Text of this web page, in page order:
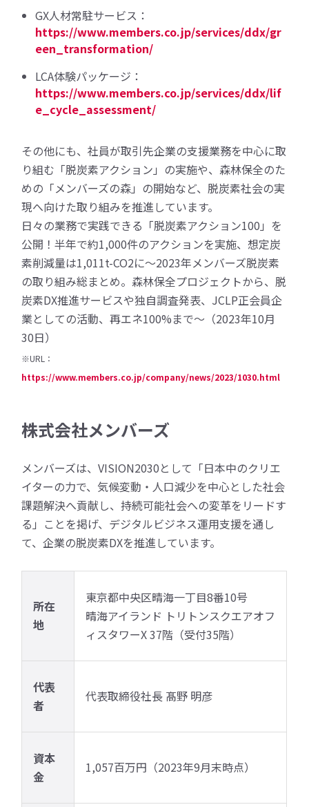
GX人材常駐サービス：
https://www.members.co.jp/services/ddx/gr
een_transformation/
LCA体験パッケージ：
https://www.members.co.jp/services/ddx/lif
e_cycle_assessment/
その他にも、社員が取引先企業の支援業務を中心に取
り組む「脱炭素アクション」の実施や、森林保全のた
めの「メンバーズの森」の開始など、脱炭素社会の実
現へ向けた取り組みを推進しています。
日々の業務で実践できる「脱炭素アクション100」を
公開！半年で約1,000件のアクションを実施、想定炭
素削減量は1,011t-CO2に～2023年メンバーズ脱炭素
の取り組み総まとめ。森林保全プロジェクトから、脱
炭素DX推進サービスや独自調査発表、JCLP正会員企
業としての活動、再エネ100%まで～（2023年10月
30日）
※URL：
https://www.members.co.jp/company/news/2023/1030.html
株式会社メンバーズ
メンバーズは、VISION2030として「日本中のクリエ
イターの力で、気候変動・人口減少を中心とした社会
課題解決へ貢献し、持続可能社会への変革をリードす
る」ことを掲げ、デジタルビジネス運用支援を通し
て、企業の脱炭素DXを推進しています。
所在
地
東京都中央区晴海一丁目8番10号
晴海アイランド トリトンスクエアオフ
ィスタワーX 37階（受付35階）
代表
者
代表取締役社長 髙野 明彦
資本
金
1,057百万円（2023年9月末時点）